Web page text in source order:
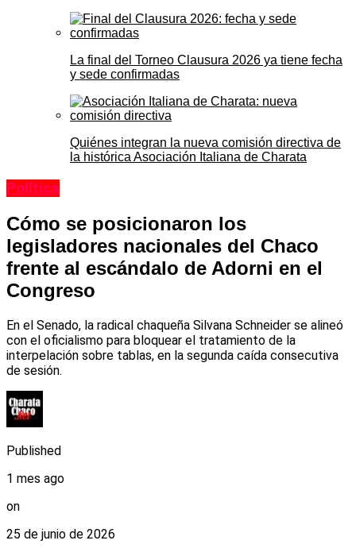
La final del Torneo Clausura 2026 ya tiene fecha
y sede confirmadas
Quiénes integran la nueva comisión directiva de
la histórica Asociación Italiana de Charata
Política
Cómo se posicionaron los
legisladores nacionales del Chaco
frente al escándalo de Adorni en el
Congreso
En el Senado, la radical chaqueña Silvana Schneider se alineó
con el oficialismo para bloquear el tratamiento de la
interpelación sobre tablas, en la segunda caída consecutiva
de sesión.
Published
1 mes ago
on
25 de junio de 2026